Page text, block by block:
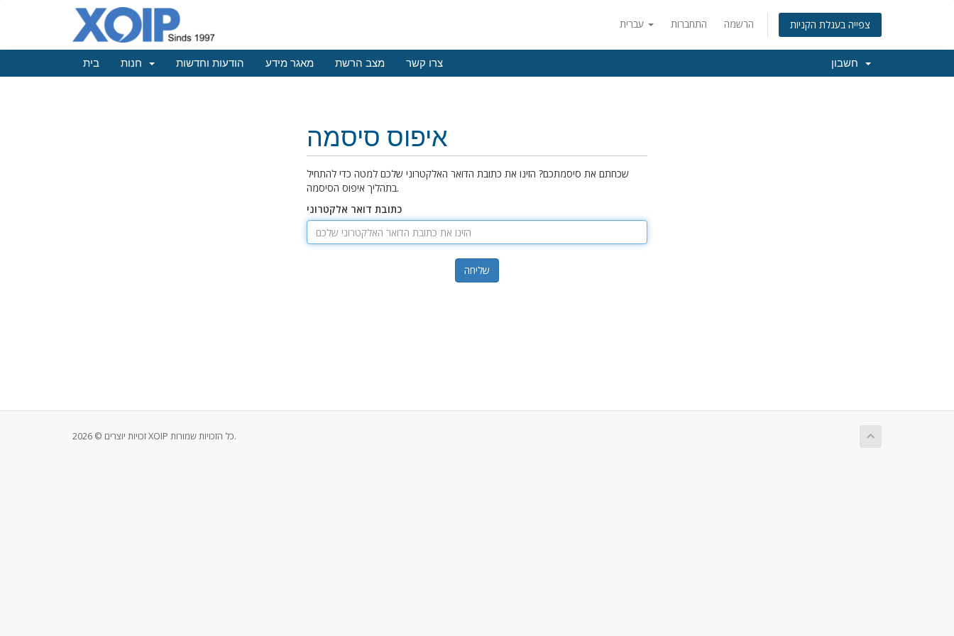
התחברות הרשמה צפייה בעגלת הקניות
בית הודעות וחדשות מאגר מידע מצב הרשת צרו קשר
איפוס סיסמה
שכחתם את סיסמתכם? הזינו את כתובת הדואר האלקטרוני שלכם למטה כדי להתחיל
בתהליך איפוס הסיסמה.
כתובת דואר אלקטרוני
שליחה
זכויות יוצרים © 2026 XOIP כל הזכויות שמורות.